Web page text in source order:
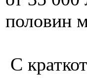
половин
С